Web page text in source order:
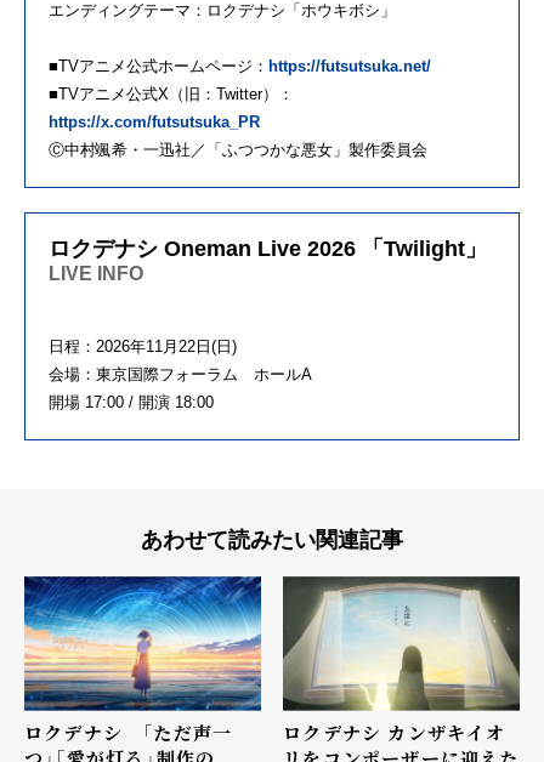
エンディングテーマ：ロクデナシ「ホウキボシ」
■TVアニメ公式ホームページ： https://futsutsuka.net/
■TVアニメ公式X（旧：Twitter）：
https://x.com/futsutsuka_PR
Ⓒ中村颯希・一迅社／「ふつつかな悪女」製作委員会
ロクデナシ Oneman Live 2026 「Twilight」
LIVE INFO
日程：2026年11月22日(日)
会場：東京国際フォーラム ホールA
開場 17:00 / 開演 18:00
あわせて読みたい関連記事
ロクデナシ 「ただ声一
ロクデナシ カンザキイオ